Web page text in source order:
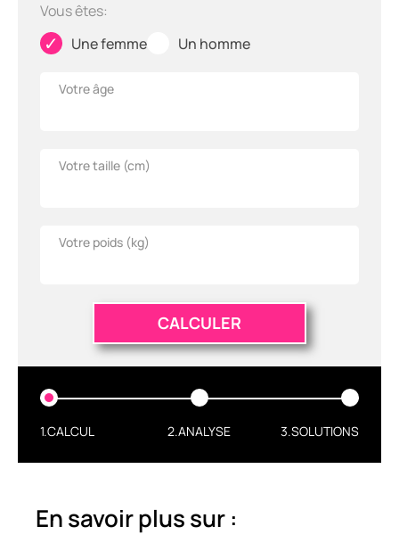
Vous êtes:
✓ Une femme Un homme
Votre âge
Votre taille (cm)
Votre poids (kg)
CALCULER
1.CALCUL 2.ANALYSE 3.SOLUTIONS
En savoir plus sur :